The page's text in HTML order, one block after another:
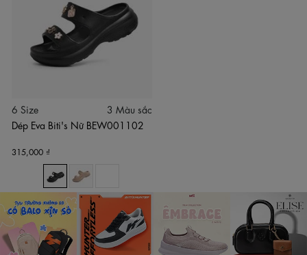
6 Size
3 Màu sắc
Dép Eva Biti's Nữ BEW001102
315,000 ₫